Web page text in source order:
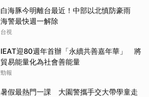
白海豚今明離台最近！中部以北慎防豪雨
海警最快週一解除
台視
IEAT迎80週年首辦「永續共善嘉年華」 將
貿易能量化為社會善能量
勁報
暑假最熱門一課 大園警攜手交大帶學童走